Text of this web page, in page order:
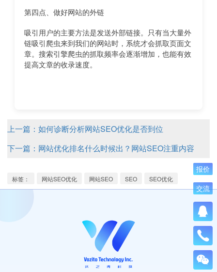
第四点、做好网站的外链
吸引用户的主要方法是发送外部链接。只有当大量外
链吸引爬虫来到我们的网站时，系统才会抓取页面文
章。搜索引擎爬虫的抓取频率会逐渐增加，也能有效
提高文章的收录速度。
上一篇：如何诊断分析网站SEO优化是否到位
下一篇：网站优化排名什么时候出？网站SEO注重内容
标签： 网站SEO优化 网站SEO SEO SEO优化
报价
交流